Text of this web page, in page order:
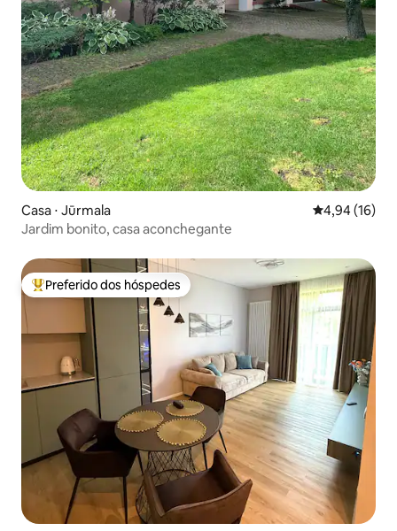
Casa ⋅ Jūrmala 4,94 de uma
4,94 (16)
Jardim bonito, casa aconchegante
Entre os melhores preferidos dos hóspedes
Preferido dos hóspedes